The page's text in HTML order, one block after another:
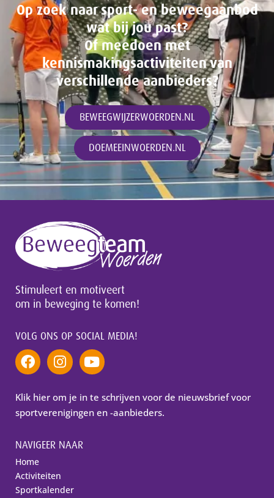
Op zoek naar sport- en beweegaanbod
wat bij jou past?
Of meedoen met
kennismakingsactiviteiten van
verschillende aanbieders?
BEWEEGWIJZERWOERDEN.NL
DOEMEEINWOERDEN.NL
Stimuleert en motiveert
om in beweging te komen!
VOLG ONS OP SOCIAL MEDIA!
Klik hier om je in te schrijven voor de nieuwsbrief voor
sportverenigingen en -aanbieders.
NAVIGEER NAAR
Home
Activiteiten
Sportkalender